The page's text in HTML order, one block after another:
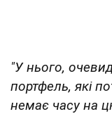
"У нього,
портфель, які
немає часу на